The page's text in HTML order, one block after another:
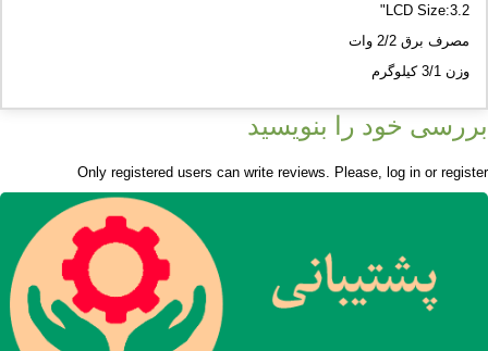
LCD Size:3.2"
مصرف برق 2/2 وات
وزن 3/1 کیلوگرم
بررسی خود را بنویسید
Only registered users can write reviews. Please, log in or register